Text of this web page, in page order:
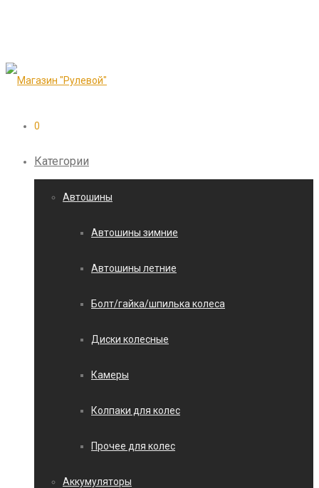
0
Категории
Автошины
Автошины зимние
Автошины летние
Болт/гайка/шпилька колеса
Диски колесные
Камеры
Колпаки для колес
Прочее для колес
Аккумуляторы